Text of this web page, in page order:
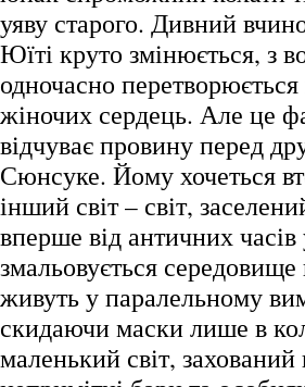
уяву старого. Дивний
Юїті круто змінюється, з
одночасно
жіночих сердець. Але це
відчуває провину перед
Сюнсуке. Йому хочеться
інший світ – світ,
вперше від античних часів
змальовується
живуть у паралельному
скидаючи маски лише в
маленький світ, захований